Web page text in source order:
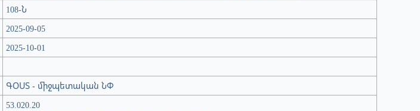
108-Ն
2025-09-05
2025-10-01
ԳՕՍՏ - միջպետական ՆՓ
53.020.20